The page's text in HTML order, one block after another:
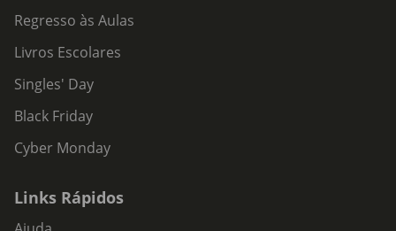
Regresso às Aulas
Livros Escolares
Singles' Day
Black Friday
Cyber Monday
Links Rápidos